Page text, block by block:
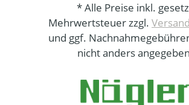
* Alle Preise inkl.
Mehrwertsteuer zzgl.
und ggf.
nicht anders